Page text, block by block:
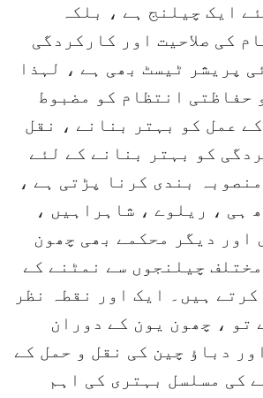
ایک چیلنج ہے ، بلکہ
کی صلاحیت اور کارکردگی
پریشر ٹیسٹ بھی ہے ، لہذا
حفاظتی انتظام کو مضبوط
عمل کو بہتر بنانے ، نقل
کو بہتر بنانے کے لئے
بندی کرنا پڑتی ہے ،
ہی ، ریلوے ، شاہراہیں ،
اور دیگر محکمے بھی چھون
چیلنجوں سے نمٹنے کے
ہیں۔ ایک اور نقطہ نظر
تو ، چھون یون کے دوران
دباؤ چین کی نقل و حمل کے
کی مسلسل بہتری کی اہم